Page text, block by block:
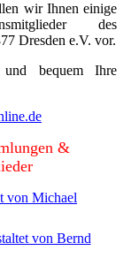
wir Ihnen einige
des
Dresden e.V. vor.
bequem Ihre
&
von Michael
von Bernd